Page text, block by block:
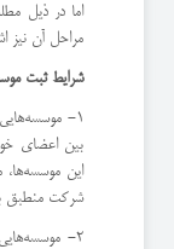
اما در ذیل
مراحل آن نیز
شرایط ثبت
1-
بین اعضای
این
شرکت منطبق
2-